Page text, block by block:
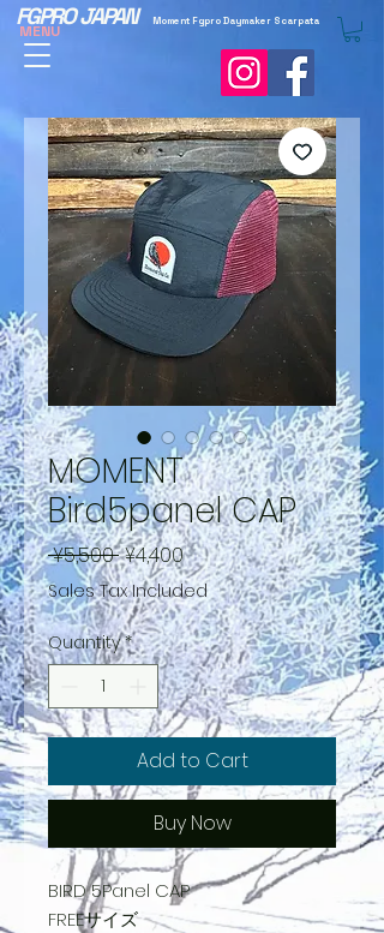
MENU
FGPRO JAPAN Moment Fgpro Daymaker Scarpata
MOMENT
Bird5panel CAP
¥5,500 Regular
Price
¥4,400Sale
Price
Sales Tax Included
Quantity *
Add to Cart
Buy Now
BIRD 5Panel CAP
FREEサイズ